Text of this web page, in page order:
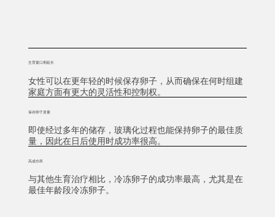
生育窗口期延长
女性可以在更年轻的时候保存卵子，从而确保在何时组建
家庭方面有更大的灵活性和控制权。
保存卵子质量
即使经过多年的储存，玻璃化过程也能保持卵子的最佳质
量，因此在日后使用时成功率很高。
高成功率
与其他生育治疗相比，冷冻卵子的成功率最高，尤其是在
最佳年龄段冷冻卵子。